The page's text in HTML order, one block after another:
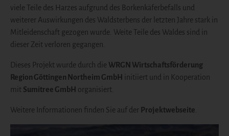
viele Teile des Harzes aufgrund des Borkenkäferbefalls und
weiterer Auswirkungen des Waldsterbens der letzten Jahre stark in
Mitleidenschaft gezogen wurde. Weite Teile des Waldes sind in
dieser Zeit verloren gegangen.
Dieses Projekt wurde durch die WRGN Wirtschaftsförderung
Region Göttingen Northeim GmbH
initiiert und in Kooperation
mit Sumitree GmbH organisiert.
Weitere Informationen finden Sie auf der Projektwebseite